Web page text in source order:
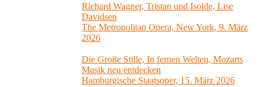
Richard Wagner, Tristan und Isolde, Lise
Davidsen
The Metropolitan Opera, New York, 9. März
2026
Die Große Stille, In fernen Welten, Mozarts
Musik neu entdecken
Hamburgische Staatsoper, 15. März 2026